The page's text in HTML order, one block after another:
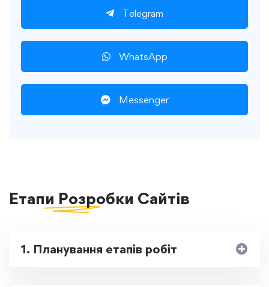
Telegram
WhatsApp
Messenger
Етапи Розробки Сайтів
1. Планування етапів робіт